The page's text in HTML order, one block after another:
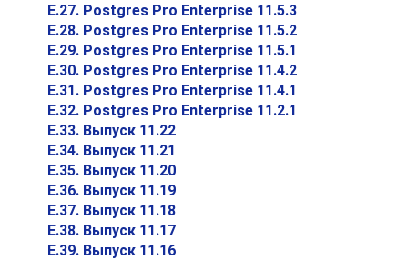
E.27. Postgres Pro Enterprise 11.5.3
E.28. Postgres Pro Enterprise 11.5.2
E.29. Postgres Pro Enterprise 11.5.1
E.30. Postgres Pro Enterprise 11.4.2
E.31. Postgres Pro Enterprise 11.4.1
E.32. Postgres Pro Enterprise 11.2.1
E.33. Выпуск 11.22
E.34. Выпуск 11.21
E.35. Выпуск 11.20
E.36. Выпуск 11.19
E.37. Выпуск 11.18
E.38. Выпуск 11.17
E.39. Выпуск 11.16